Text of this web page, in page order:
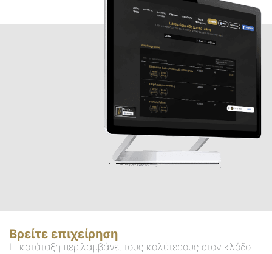
Βρείτε επιχείρηση
Η κατάταξη περιλαμβάνει τους καλύτερους στον κλάδο